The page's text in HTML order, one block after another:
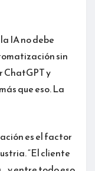
IA no debe
sin
ChatGPT y
que eso. La
es el factor
“El cliente